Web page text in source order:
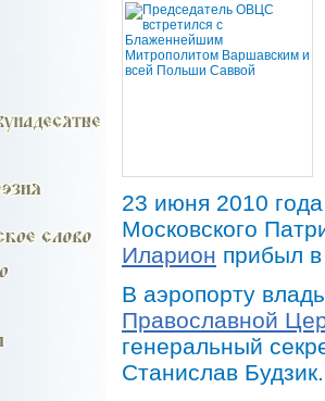
23 июня 2010
Московского
Иларион прибыл
В аэропорту
Православной
генеральный
Станислав Будзик.